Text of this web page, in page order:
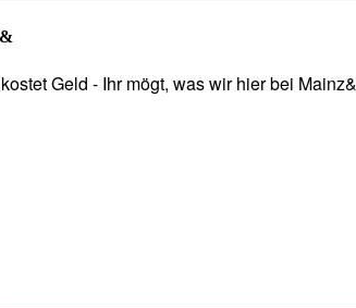
Geld - Ihr mögt, was wir hier bei